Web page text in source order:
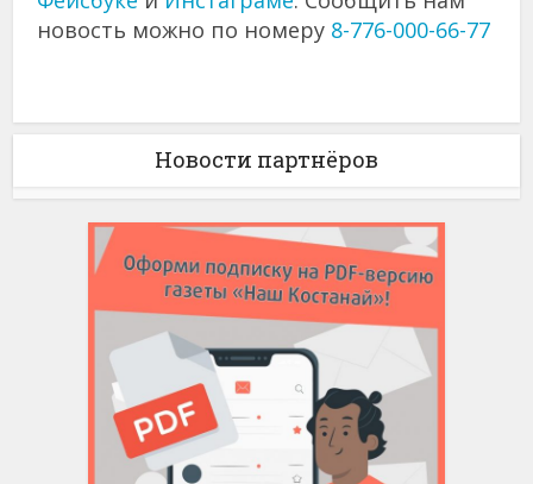
новость можно по номеру 8-776-000-66-77
Новости партнёров